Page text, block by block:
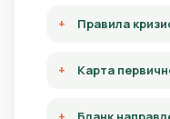
Правила
Карта